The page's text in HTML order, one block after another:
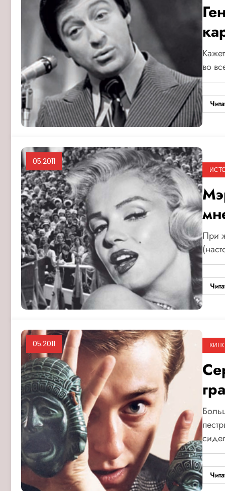
во
05.2011
При
05.2011